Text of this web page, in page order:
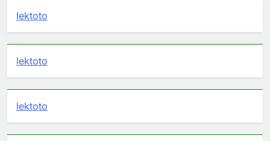
lektoto
lektoto
lektoto